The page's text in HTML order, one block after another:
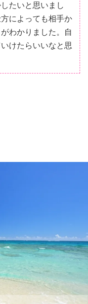
たいと思いまし
によっても相手か
わかりました。自
けたらいいなと思